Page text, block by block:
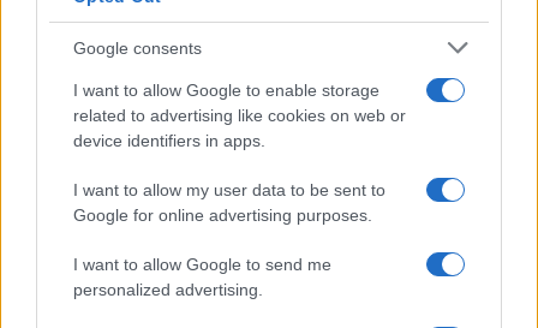
Google consents
I want to allow Google to enable storage
related to advertising like cookies on web or
device identifiers in apps.
I want to allow my user data to be sent to
Google for online advertising purposes.
I want to allow Google to send me
personalized advertising.
El euro se debilita frente al dólar mientras las criptomonedas
mantienen su estabilidad
NEWS